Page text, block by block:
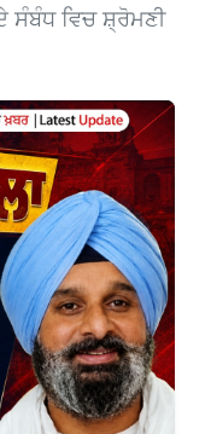
ਵਿਚ ਸ਼੍ਰੋਮਣੀ